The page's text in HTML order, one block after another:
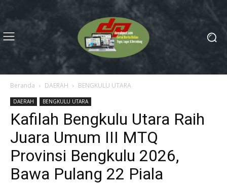
Beranda DAERAH BENGKULU UTARA
DAERAH BENGKULU UTARA
Kafilah Bengkulu Utara Raih
Juara Umum III MTQ
Provinsi Bengkulu 2026,
Bawa Pulang 22 Piala